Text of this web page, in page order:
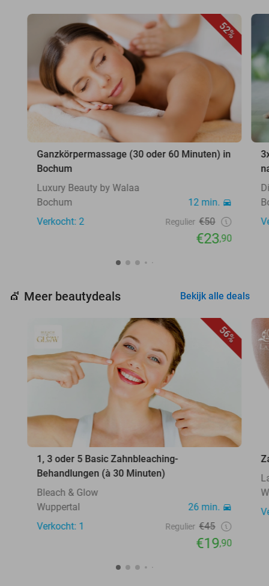
52%
Ganzkörpermassage (30 oder 60 Minuten) in
Bochum
Luxury Beauty by Walaa
Bochum
12 min.
Verkocht: 2
Regulier €50
€23,90
💇 Meer beautydeals Bekijk alle deals
56%
1, 3 oder 5 Basic Zahnbleaching-
Behandlungen (à 30 Minuten)
Bleach & Glow
Wuppertal
26 min.
Verkocht: 1
Regulier €45
€19,90